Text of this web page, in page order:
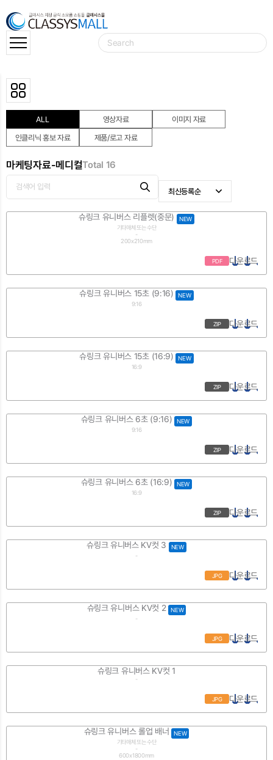
ALL 영상자료
이미지 자료
인클리닉 홍보 자료
제품/로고 자료
마케팅자료-메디컬Total 16
최신등록순
최신등록순
슈링크 유니버스 리플렛(중문)
NEW
기타매체 또는 수단
-
200x210mm
PDF 다운로드
슈링크 유니버스 15초 (9:16) NEW
9:16
ZIP 다운로드
슈링크 유니버스 15초 (16:9) NEW
16:9
ZIP 다운로드
슈링크 유니버스 6초 (9:16) NEW
9:16
ZIP 다운로드
슈링크 유니버스 6초 (16:9) NEW
16:9
ZIP 다운로드
슈링크 유니버스 KV컷 3
NEW
-
JPG 다운로드
슈링크 유니버스 KV컷 2 NEW
-
JPG 다운로드
슈링크 유니버스 KV컷 1
-
JPG 다운로드
슈링크 유니버스 롤업 배너 NEW
기타매체 또는 수단
-
600x1800mm